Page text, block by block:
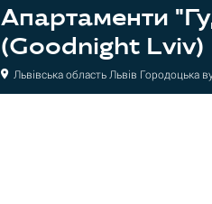
Апартаменти
(Goodnight Lviv)
Львівська область Львів Городоцька